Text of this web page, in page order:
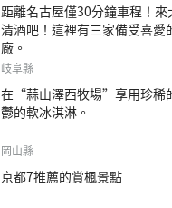
距離名古屋僅30分鐘車程！
清酒吧！這裡有三家備受喜愛
廠。
岐阜縣
在“蒜山澤西牧場”享用珍稀
鬱的軟冰淇淋。
岡山縣
京都7推薦的賞楓景點